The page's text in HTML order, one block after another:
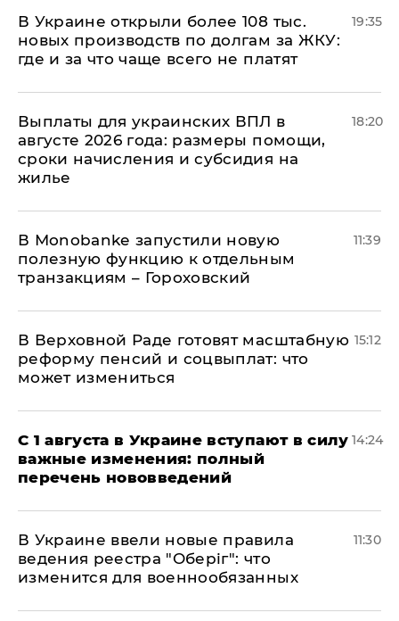
В Украине открыли более 108 тыс.
новых производств по долгам за ЖКУ:
где и за что чаще всего не платят
19:35
Выплаты для украинских ВПЛ в
августе 2026 года: размеры помощи,
сроки начисления и субсидия на
жилье
18:20
В Мonobankе запустили новую
полезную функцию к отдельным
транзакциям – Гороховский
11:39
В Верховной Раде готовят масштабную
реформу пенсий и соцвыплат: что
может измениться
15:12
С 1 августа в Украине вступают в силу
важные изменения: полный
перечень нововведений
14:24
В Украине ввели новые правила
ведения реестра "Оберіг": что
изменится для военнообязанных
11:30